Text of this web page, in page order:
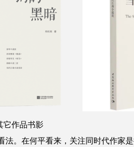
它作品书影
法。在何平看来，关注同时代作家